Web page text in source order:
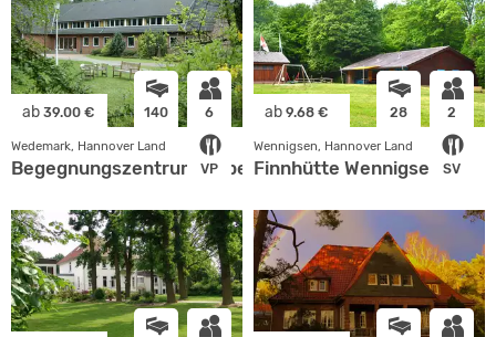
ab 39.00 € 140 6
VP
Wedemark, Hannover Land
Begegnungszentrum Abbensen
ab 9.68 € 28 2
SV
Wennigsen, Hannover Land
Finnhütte Wennigsen